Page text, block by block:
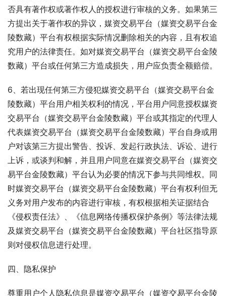
否具有著作权或著作权人的授权进行审核的义务。如果第三
方提出关于著作权的异议，媒资交易平台（媒资交易平台金
陵数藏）平台有权根据实际情况删除相关的内容，且有权追
究用户的法律责任。如对媒资交易平台（媒资交易平台金陵
数藏）平台或任何第三方造成损失，用户应负责全额赔偿。
6、若出现任何第三方侵犯媒资交易平台（媒资交易平台金
陵数藏）平台用户相关权利的情况，平台用户同意授权媒资
交易平台（媒资交易平台金陵数藏）平台或其指定的代理人
代表媒资交易平台（媒资交易平台金陵数藏）平台自身或用
户对该第三方提出警告、投诉、发起行政执法、诉讼、进行
上诉，或谈判和解，并且用户同意在媒资交易平台（媒资交
易平台金陵数藏）平台认为必要的情况下参与共同维权。同
时媒资交易平台（媒资交易平台金陵数藏）平台有权利但无
义务对用户发布的内容进行审核，有权根据相关证据结合
《侵权责任法》、《信息网络传播权保护条例》等法律法规
及媒资交易平台（媒资交易平台金陵数藏）平台社区指导原
则对侵权信息进行处理。
四、隐私保护
尊重用户个人隐私信息是媒资交易平台（媒资交易平台金陵